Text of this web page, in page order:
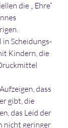
die „ Ehre“
Scheidungs-
Kindern, die
dass
gibt, die
das Leid der
nicht geringer